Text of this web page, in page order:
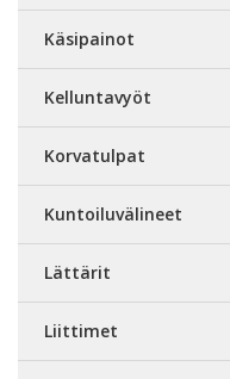
Käsipainot
Kelluntavyöt
Korvatulpat
Kuntoiluvälineet
Lättärit
Liittimet